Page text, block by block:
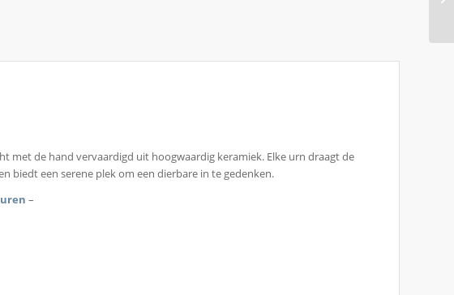
met de hand vervaardigd uit hoogwaardig keramiek. Elke urn draagt de
biedt een serene plek om een dierbare in te gedenken.
–